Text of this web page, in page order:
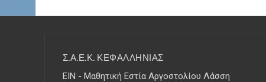
Σ.Α.Ε.Κ. ΚΕΦΑΛΛΗΝΙΑΣ
ΕΙΝ - Μαθητική Εστία Αργοστολίου Λάσση